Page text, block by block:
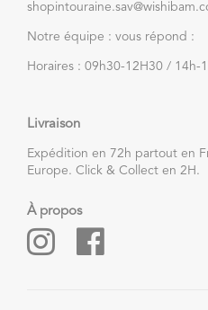
Notre équipe : vous répond :
Horaires : 09h30-12H30 / 14h-
Livraison
Expédition en 72h partout en
Europe. Click & Collect en 2H.
À propos